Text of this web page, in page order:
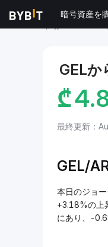
暗号資産を
GELか
₾
最終更新：
GEL/
本日のジョ
+3.18%の上
にあり、-